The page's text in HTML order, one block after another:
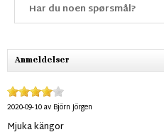
Har du noen spørsmål?
Anmeldelser
2020-09-10av Björn Jörgen
Mjuka kängor